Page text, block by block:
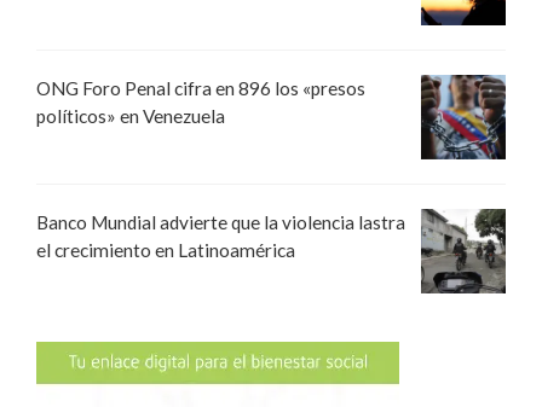
ONG Foro Penal cifra en 896 los «presos
políticos» en Venezuela
Banco Mundial advierte que la violencia lastra
el crecimiento en Latinoamérica